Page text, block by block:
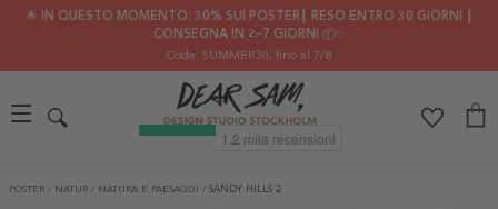
🌟 IN QUESTO MOMENTO: 30% SUI POSTER┃ RESO ENTRO 30 GIORNI ┃
CONSEGNA IN 2–7 GIORNI 📦✨
Code: SUMMER30, fino al 7/8
POSTER / NATUR / NATURA E PAESAGGI / SANDY HILLS 2